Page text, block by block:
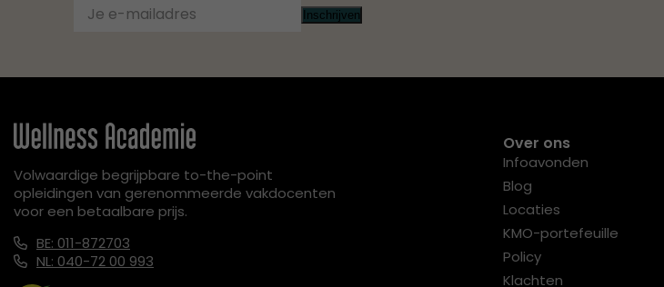
Inschrijven
Volwaardige begrijpbare to-the-point
opleidingen van gerenommeerde vakdocenten
voor een betaalbare prijs.
BE: 011-872703
NL: 040-72 00 993
Over ons
Infoavonden
Blog
Locaties
KMO-portefeuille
Policy
Klachten